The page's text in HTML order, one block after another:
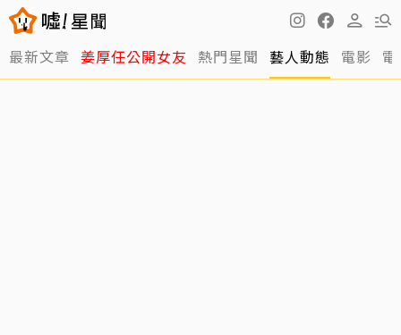
最新文章 姜厚任公開女友 熱門星聞 藝人動態 電影